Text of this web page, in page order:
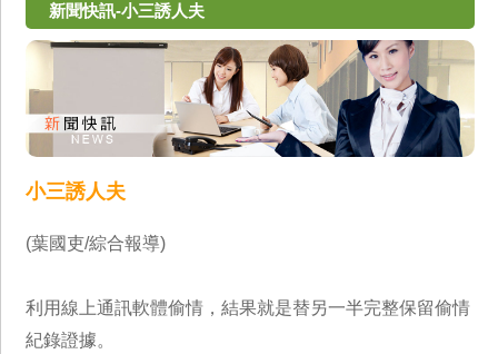
新聞快訊-小三誘人夫
小三誘人夫
(葉國吏/綜合報導)
利用線上通訊軟體偷情，結果就是替另一半完整保留偷情
紀錄證據。